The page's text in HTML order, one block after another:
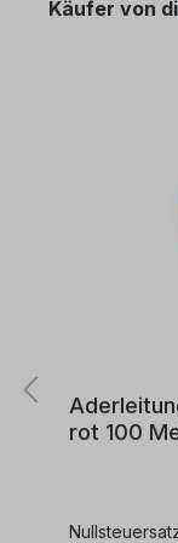
Käufer von
rot 100